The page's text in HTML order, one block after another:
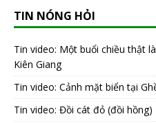
TIN NÓNG HỎI
Tin video: Một buổi chiều thật
Kiên Giang
Tin video: Cảnh mặt biển tại
Tin video: Đồi cát đỏ (đồi